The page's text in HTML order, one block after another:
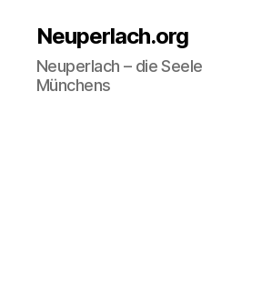
Neuperlach.org
Neuperlach – die Seele
Münchens